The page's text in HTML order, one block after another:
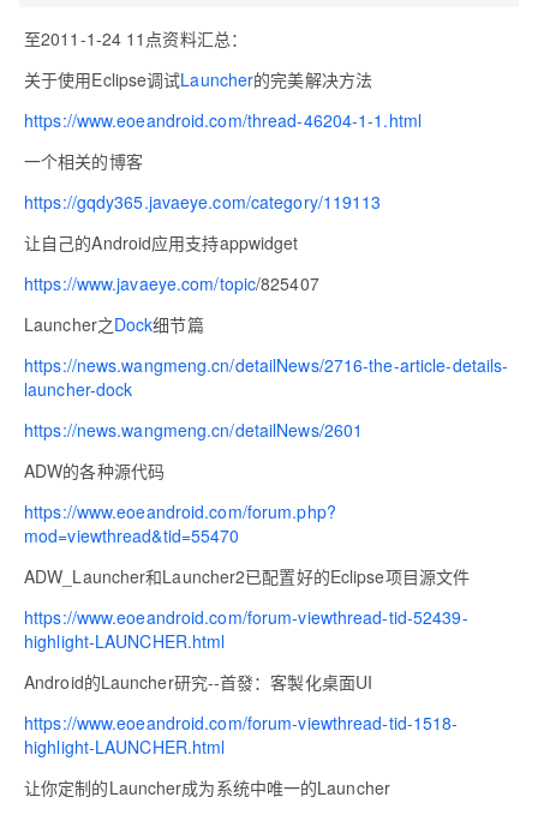
至2011-1-24 11点资料汇总：
关于使用Eclipse调试Launcher的完美解决方法
https://www.eoeandroid.com/thread-46204-1-1.html
一个相关的博客
https://gqdy365.javaeye.com/category/119113
让自己的Android应用支持appwidget
https://www.javaeye.com/topic/825407
Launcher之Dock细节篇
https://news.wangmeng.cn/detailNews/2716-the-article-details-
launcher-dock
https://news.wangmeng.cn/detailNews/2601
ADW的各种源代码
https://www.eoeandroid.com/forum.php?
mod=viewthread&tid=55470
ADW_Launcher和Launcher2已配置好的Eclipse项目源文件
https://www.eoeandroid.com/forum-viewthread-tid-52439-
highlight-LAUNCHER.html
Android的Launcher研究--首發：客製化桌面UI
https://www.eoeandroid.com/forum-viewthread-tid-1518-
highlight-LAUNCHER.html
让你定制的Launcher成为系统中唯一的Launcher